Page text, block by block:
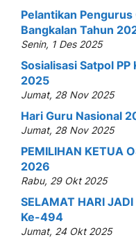
Pelantikan Pengurus
Bangkalan Tahun
Senin, 1 Des 2025
Sosialisasi Satpol
2025
Jumat, 28 Nov 2025
Hari Guru Nasional
Jumat, 28 Nov 2025
PEMILIHAN KETUA
2026
Rabu, 29 Okt 2025
SELAMAT HARI
Ke-494
Jumat, 24 Okt 2025